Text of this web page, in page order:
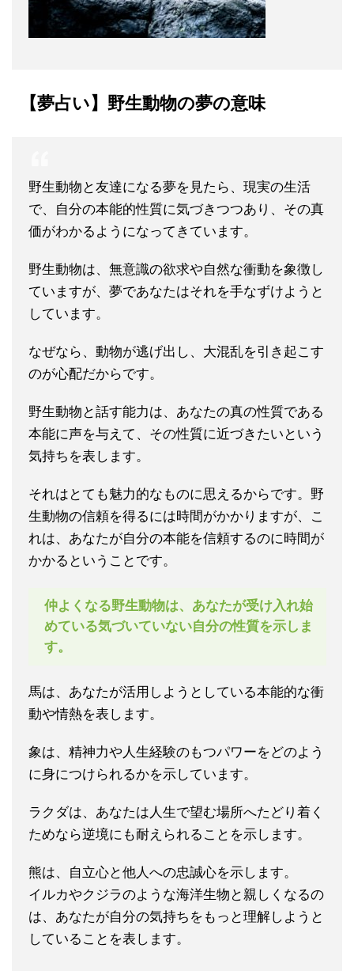
【夢占い】 野生動物の夢の意味
野生動物と友達になる夢を見たら、現実の生活
で、自分の本能的性質に気づきつつあり、その真
価がわかるようになってきています。
野生動物は、無意識の欲求や自然な衝動を象徴し
ていますが、夢であなたはそれを手なずけようと
しています。
なぜなら、動物が逃げ出し、大混乱を引き起こす
のが心配だからです。
野生動物と話す能力は、あなたの真の性質である
本能に声を与えて、その性質に近づきたいという
気持ちを表します。
それはとても魅力的なものに思えるからです。野
生動物の信頼を得るには時間がかかりますが、こ
れは、あなたが自分の本能を信頼するのに時間が
かかるということです。
仲よくなる野生動物は、あなたが受け入れ始
めている気づいていない自分の性質を示しま
す。
馬は、あなたが活用しようとしている本能的な衝
動や情熱を表します。
象は、精神力や人生経験のもつパワーをどのよう
に身につけられるかを示しています。
ラクダは、あなたは人生で望む場所へたどり着く
ためなら逆境にも耐えられることを示します。
熊は、自立心と他人への忠誠心を示します。
イルカやクジラのような海洋生物と親しくなるの
は、あなたが自分の気持ちをもっと理解しようと
していることを表します。